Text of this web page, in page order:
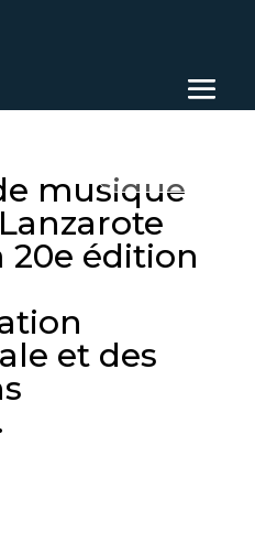
musique
20e édition
et des